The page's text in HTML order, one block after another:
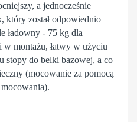
a jednocześnie
, który został odpowiednio
ładowny - 75 kg dla
montażu, łatwy w użyciu
stopy do belki bazowej, a co
(mocowanie za pomocą